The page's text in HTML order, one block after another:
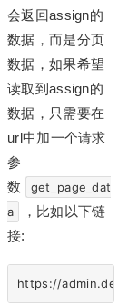
会返回assign的
数据，而是分页
数据，如果希望
读取到assign的
数据，只需要在
url中加一个请求
参
数
get_page_dat
a
，比如以下链
接: